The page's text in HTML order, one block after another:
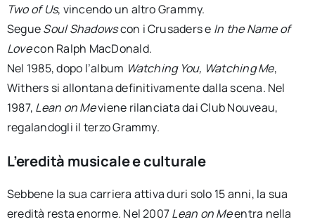
Two of Us, vincendo un altro Grammy.
SegueSoul Shadowscon i Crusaders e In the Name of
Lovecon Ralph MacDonald.
Nel 1985, dopo l’album Watching You, Watching Me,
Withers si allontana definitivamente dalla scena. Nel
1987, Lean on Meviene rilanciata dai Club Nouveau,
regalandogli il terzo Grammy.
L’eredità musicale e culturale
Sebbene la sua carriera attiva duri solo 15 anni, la sua
eredità resta enorme. Nel 2007Lean on Meentra nella